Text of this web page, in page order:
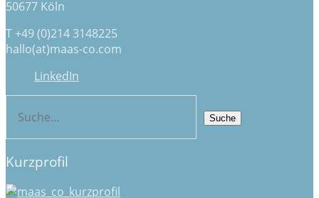
50677 Köln
T +49 (0)214 3148225
hallo(at)maas-co.com
LinkedIn
Kurzprofil